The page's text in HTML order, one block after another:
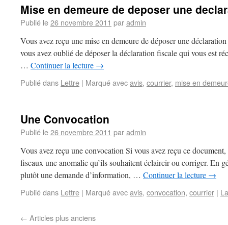
Mise en demeure de deposer une
Publié le26 novembre 2011 paradmin
Vous avez reçu une mise en demeure de déposer une
vous avez oublié de déposer la déclaration fiscale qui vous est
… Continuer la lecture →
Publié dans Lettre | Marqué avecavis, courrier, mise en
Une Convocation
Publié le26 novembre 2011 paradmin
Vous avez reçu une convocation Si vous avez reçu ce
fiscaux une anomalie qu’ils souhaitent éclaircir ou corriger. En
plutôt une demande d’information, … Continuer la lecture →
Publié dans Lettre | Marqué avecavis, convocation, courrier |
← Articles plus anciens